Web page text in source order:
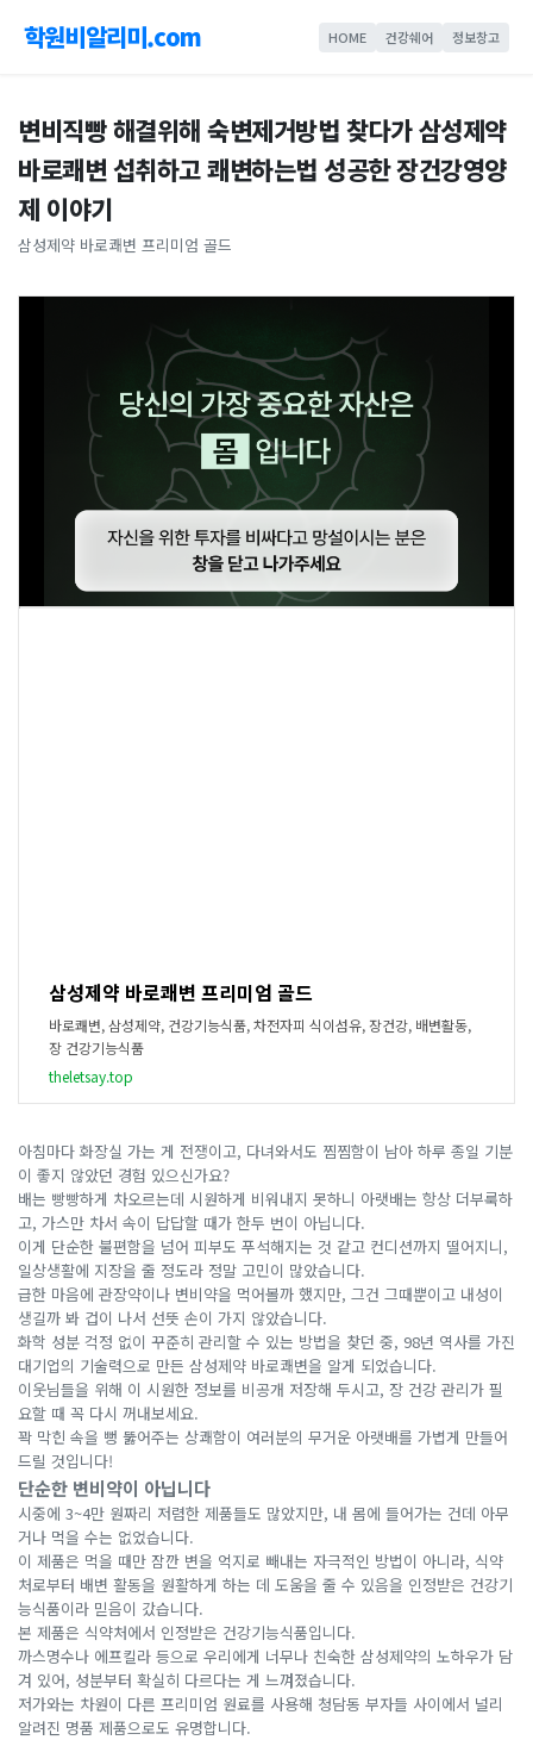
학원비알리미.com HOME 건강쉐어 정보창고
변비직빵 해결위해 숙변제거방법 찾다가 삼성제약
바로쾌변 섭취하고 쾌변하는법 성공한 장건강영양
제 이야기
삼성제약 바로쾌변 프리미엄 골드
삼성제약 바로쾌변 프리미엄 골드
바로쾌변, 삼성제약, 건강기능식품, 차전자피 식이섬유, 장건강, 배변활동,
장 건강기능식품
theletsay.top
아침마다 화장실 가는 게 전쟁이고, 다녀와서도 찜찜함이 남아 하루 종일 기분
이 좋지 않았던 경험 있으신가요?
배는 빵빵하게 차오르는데 시원하게 비워내지 못하니 아랫배는 항상 더부룩하
고, 가스만 차서 속이 답답할 때가 한두 번이 아닙니다.
이게 단순한 불편함을 넘어 피부도 푸석해지는 것 같고 컨디션까지 떨어지니,
일상생활에 지장을 줄 정도라 정말 고민이 많았습니다.
급한 마음에 관장약이나 변비약을 먹어볼까 했지만, 그건 그때뿐이고 내성이
생길까 봐 겁이 나서 선뜻 손이 가지 않았습니다.
화학 성분 걱정 없이 꾸준히 관리할 수 있는 방법을 찾던 중, 98년 역사를 가진
대기업의 기술력으로 만든 삼성제약 바로쾌변을 알게 되었습니다.
이웃님들을 위해 이 시원한 정보를 비공개 저장해 두시고, 장 건강 관리가 필
요할 때 꼭 다시 꺼내보세요.
꽉 막힌 속을 뻥 뚫어주는 상쾌함이 여러분의 무거운 아랫배를 가볍게 만들어
드릴 것입니다!
단순한 변비약이 아닙니다
시중에 3~4만 원짜리 저렴한 제품들도 많았지만, 내 몸에 들어가는 건데 아무
거나 먹을 수는 없었습니다.
이 제품은 먹을 때만 잠깐 변을 억지로 빼내는 자극적인 방법이 아니라, 식약
처로부터 배변 활동을 원활하게 하는 데 도움을 줄 수 있음을 인정받은 건강기
능식품이라 믿음이 갔습니다.
본 제품은 식약처에서 인정받은 건강기능식품입니다.
까스명수나 에프킬라 등으로 우리에게 너무나 친숙한 삼성제약의 노하우가 담
겨 있어, 성분부터 확실히 다르다는 게 느껴졌습니다.
저가와는 차원이 다른 프리미엄 원료를 사용해 청담동 부자들 사이에서 널리
알려진 명품 제품으로도 유명합니다.